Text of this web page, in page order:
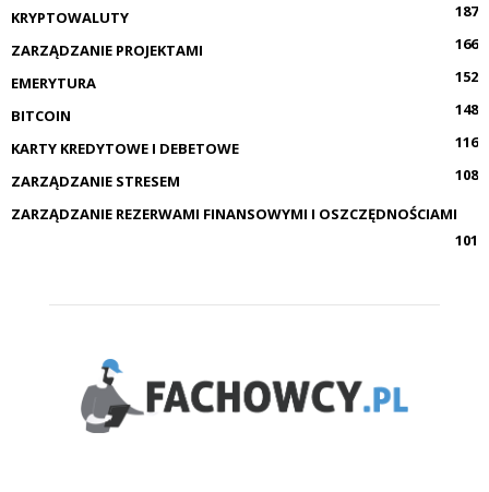
KRYPTOWALUTY
187
ZARZĄDZANIE PROJEKTAMI
166
EMERYTURA
152
BITCOIN
148
KARTY KREDYTOWE I DEBETOWE
116
ZARZĄDZANIE STRESEM
108
ZARZĄDZANIE REZERWAMI FINANSOWYMI I OSZCZĘDNOŚCIAMI
101